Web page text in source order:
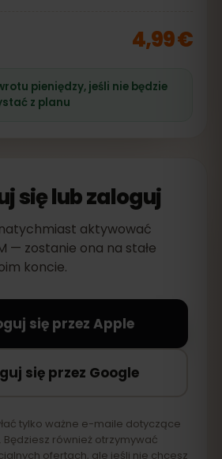
4,99 €
pieniędzy, jeśli nie będzie
z planu
się lub zaloguj
aktywować
— zostanie ona na stałe
koncie.
się przez Apple
się przez Google
tylko ważne e-maile dotyczące
Będziesz również otrzymywać
ofertach, ale jeśli nie chcesz